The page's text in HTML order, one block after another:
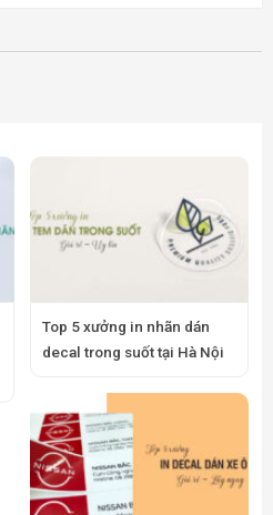
Top 5 xưởng in nhãn dán
decal trong suốt tại Hà Nội